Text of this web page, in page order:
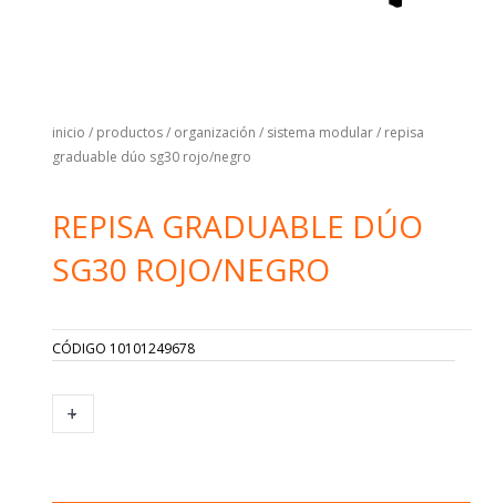
inicio / productos/ organización / sistema modular/ repisa
graduable dúo sg30 rojo/negro
REPISA GRADUABLE DÚO
SG30 ROJO/NEGRO
CÓDIGO 10101249678
-
REPISA
GRADUABLE
+